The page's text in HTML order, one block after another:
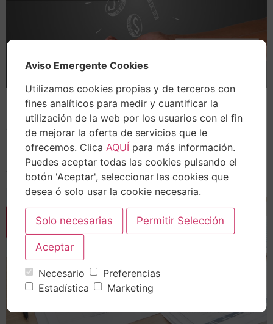
Estamos en diciembre, el último mes de 2021, y la
última oportunidad para pagar menos en la declaración
de la Renta 2021. Con estos consejos se podrá ahorrar
hasta 2.900€. Esta cantidad, eso sí, depende de los
ingresos, ya que a mayores ingresos, mayor ahorro. En
torno a los 1.300€ está el ahorro para una…
Aviso Emergente Cookies
Utilizamos cookies propias y de terceros con
fines analíticos para medir y cuantificar la
utilización de la web por los usuarios con el fin
de mejorar la oferta de servicios que le
ofrecemos. ClicaAQUÍ para más información.
Puedes aceptar todas las cookies pulsando el
botón 'Aceptar', seleccionar las cookies que
desea ó solo usar la cookie necesaria.
Necesario
Preferencias
Estadística
Marketing